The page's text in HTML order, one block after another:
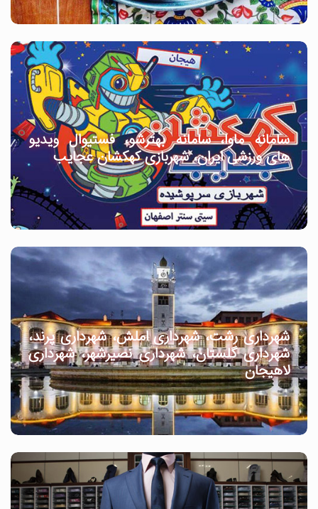
سامانه ماوا، سامانه بهترشو، فستیوال ویدیو
های ورزشی ایران، شهربازی کهکشان عجایب
شهرداری رشت، شهرداری املش، شهرداری پرند،
شهرداری گلستان، شهرداری نصیرشهر، شهرداری
لاهیجان